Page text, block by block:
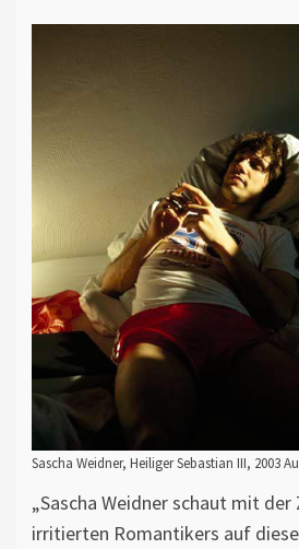
Sascha Weidner, Heiliger Sebastian III, 2003
„Sascha Weidner schaut mit
irritierten Romantikers auf diese